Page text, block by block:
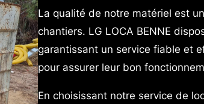
La qualité de notre matériel est
chantiers. LG LOCA BENNE
garantissant un service fiable et
pour assurer leur bon
En choisissant notre service de